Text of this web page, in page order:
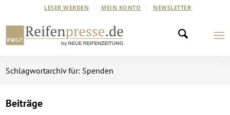
LESER WERDEN MEIN KONTO NEWSLETTER
Schlagwortarchiv für: Spenden
Beiträge